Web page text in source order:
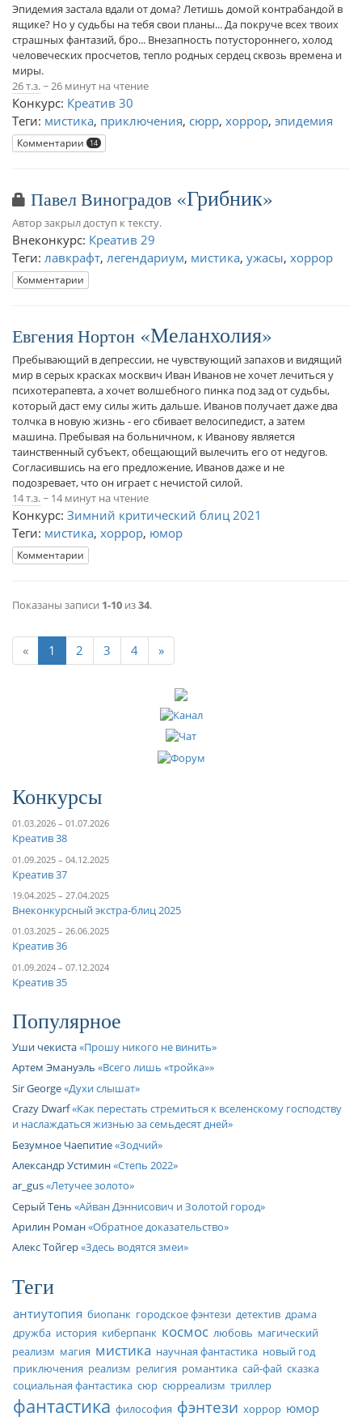
Эпидемия застала вдали от дома? Летишь домой контрабандой в
ящике? Но у судьбы на тебя свои планы... Да покруче всех твоих
страшных фантазий, бро... Внезапность потустороннего, холод
человеческих просчетов, тепло родных сердец сквозь времена и
миры.
26 т.з.~ 26 минут на чтение
Конкурс: Креатив 30
Теги: мистика, приключения, сюрр, хоррор, эпидемия
Комментарии 14
Павел Виноградов Грибник
Автор закрыл доступ к тексту.
Внеконкурс: Креатив 29
Теги: лавкрафт, легендариум, мистика, ужасы, хоррор
Комментарии
Евгения Нортон Меланхолия
Пребывающий в депрессии, не чувствующий запахов и видящий
мир в серых красках москвич Иван Иванов не хочет лечиться у
психотерапевта, а хочет волшебного пинка под зад от судьбы,
который даст ему силы жить дальше. Иванов получает даже два
толчка в новую жизнь - его сбивает велосипедист, а затем
машина. Пребывая на больничном, к Иванову является
таинственный субъект, обещающий вылечить его от недугов.
Согласившись на его предложение, Иванов даже и не
подозревает, что он играет с нечистой силой.
14 т.з.~ 14 минут на чтение
Конкурс: Зимний критический блиц 2021
Теги: мистика, хоррор, юмор
Комментарии
Показаны записи 1-10 из34.
« 1 2 3 4 »
Конкурсы
01.03.2026 – 01.07.2026
Креатив 38
01.09.2025 – 04.12.2025
Креатив 37
19.04.2025 – 27.04.2025
Внеконкурсный экстра-блиц 2025
01.03.2025 – 26.06.2025
Креатив 36
01.09.2024 – 07.12.2024
Креатив 35
Популярное
Уши чекиста Прошу никого не винить
Артем Эмануэль
Всего лишь «тройка»
Sir George Духи слышат
Crazy Dwarf Как перестать стремиться к вселенскому господству
и наслаждаться жизнью за семьдесят дней
Безумное Чаепитие Зодчий
Александр Устимин Степь 2022
ar_gus Летучее золото
Серый Тень Айван Дэннисович и Золотой город
Арилин Роман Обратное доказательство
Алекс Тойгер Здесь водятся змеи
Теги
антиутопия биопанк городское фэнтези детектив драма
дружба история киберпанк космос любовь магический
реализм магия мистика научная фантастика новый год
приключения реализм религия романтика сай-фай сказка
социальная фантастика сюр сюрреализм триллер
фантастика философия фэнтези хоррор юмор